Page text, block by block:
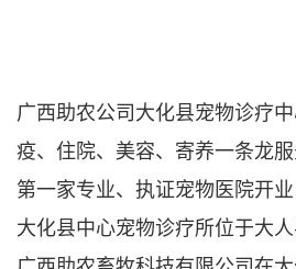
广西助农公司大化县宠物诊疗
疫、住院、美容、寄养一条龙
第一家专业、执证宠物医院开业
大化县中心宠物诊疗所位于大